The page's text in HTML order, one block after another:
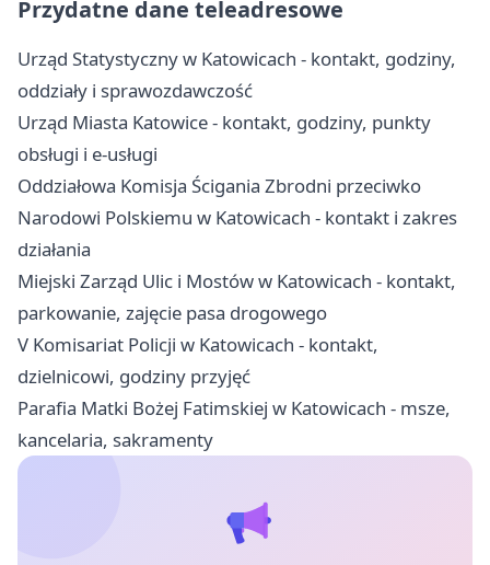
Przydatne dane teleadresowe
Urząd Statystyczny w Katowicach - kontakt, godziny,
oddziały i sprawozdawczość
Urząd Miasta Katowice - kontakt, godziny, punkty
obsługi i e-usługi
Oddziałowa Komisja Ścigania Zbrodni przeciwko
Narodowi Polskiemu w Katowicach - kontakt i zakres
działania
Miejski Zarząd Ulic i Mostów w Katowicach - kontakt,
parkowanie, zajęcie pasa drogowego
V Komisariat Policji w Katowicach - kontakt,
dzielnicowi, godziny przyjęć
Parafia Matki Bożej Fatimskiej w Katowicach - msze,
kancelaria, sakramenty